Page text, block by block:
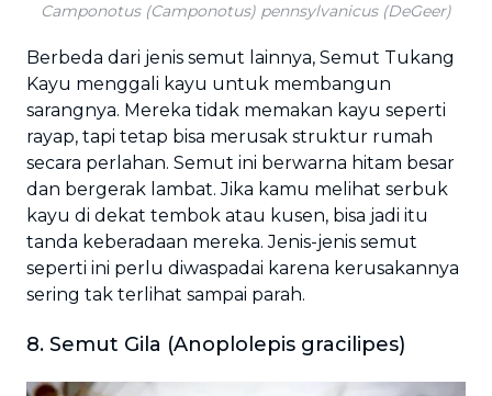
Camponotus (Camponotus) pennsylvanicus (DeGeer)
Berbeda dari jenis semut lainnya, Semut Tukang
Kayu menggali kayu untuk membangun
sarangnya. Mereka tidak memakan kayu seperti
rayap, tapi tetap bisa merusak struktur rumah
secara perlahan. Semut ini berwarna hitam besar
dan bergerak lambat. Jika kamu melihat serbuk
kayu di dekat tembok atau kusen, bisa jadi itu
tanda keberadaan mereka. Jenis-jenis semut
seperti ini perlu diwaspadai karena kerusakannya
sering tak terlihat sampai parah.
8. Semut Gila (Anoplolepis gracilipes)